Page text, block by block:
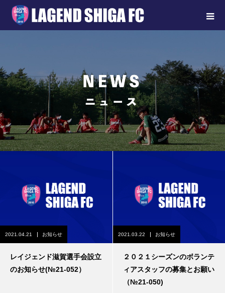
2021.04.21 お知らせ
レイジェンド滋賀選手会設立
のお知らせ(№21-052）
2021.03.22 お知らせ
２０２１シーズンのボランテ
ィアスタッフの募集とお願い
（№21-050)